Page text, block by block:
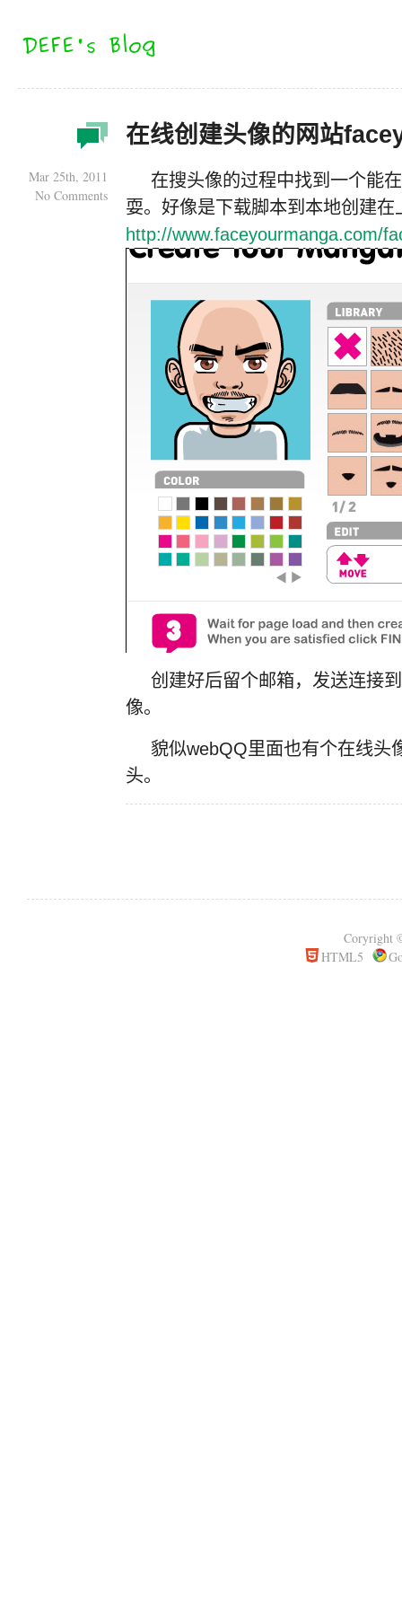
在线创建头像的网站
Mar 25th, 2011
No Comments
在搜头像的过程中找到一个能
耍。好像是下载脚本到本地创建在
http://www.faceyourmanga.com/
创建好后留个邮箱，发送连接
像。
貌似webQQ里面也有个在线头
头。
Coryright
HTML5